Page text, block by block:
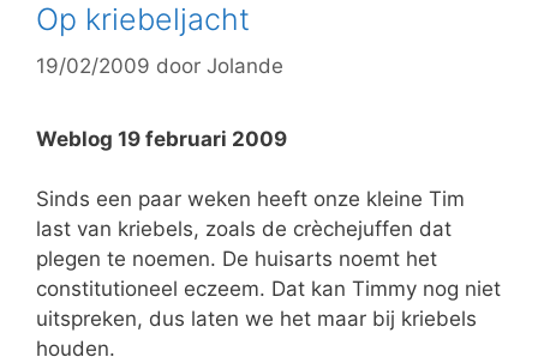
Op kriebeljacht
19/02/2009 door Jolande
Weblog 19 februari 2009
Sinds een paar weken heeft onze kleine Tim
last van kriebels, zoals de crèchejuffen dat
plegen te noemen. De huisarts noemt het
constitutioneel eczeem. Dat kan Timmy nog niet
uitspreken, dus laten we het maar bij kriebels
houden.